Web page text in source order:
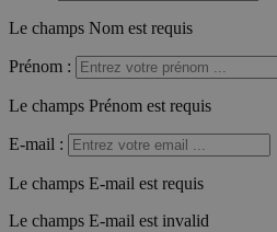
Le champs Nom est requis
Prénom :
Le champs Prénom est requis
E-mail :
Le champs E-mail est requis
Le champs E-mail est invalid